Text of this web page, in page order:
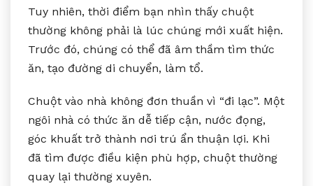
Tuy nhiên, thời điểm bạn nhìn thấy chuột
thường không phải là lúc chúng mới xuất hiện.
Trước đó, chúng có thể đã âm thầm tìm thức
ăn, tạo đường di chuyển, làm tổ.
Chuột vào nhà không đơn thuần vì “đi lạc”. Một
ngôi nhà có thức ăn dễ tiếp cận, nước đọng,
góc khuất trở thành nơi trú ẩn thuận lợi. Khi
đã tìm được điều kiện phù hợp, chuột thường
quay lại thường xuyên.